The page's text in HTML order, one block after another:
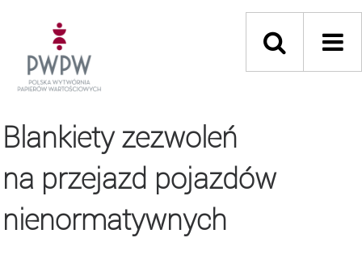
Blankiety zezwoleń
na przejazd pojazdów
nienormatywnych